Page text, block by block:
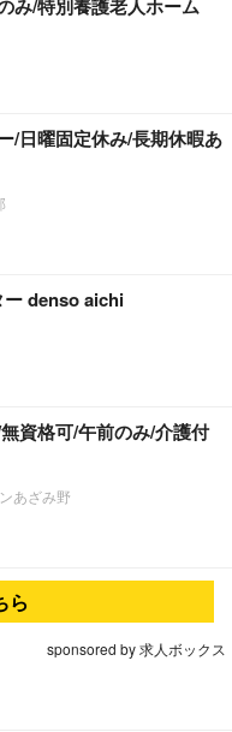
み/特別養護老人ホーム
/日曜固定休み/長期休暇あ
ー denso aichi
資格可/午前のみ/介護付
あざみ野
ら
sponsored by 求人ボックス